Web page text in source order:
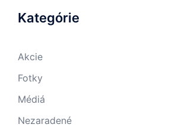
Kategórie
Akcie
Fotky
Médiá
Nezaradené